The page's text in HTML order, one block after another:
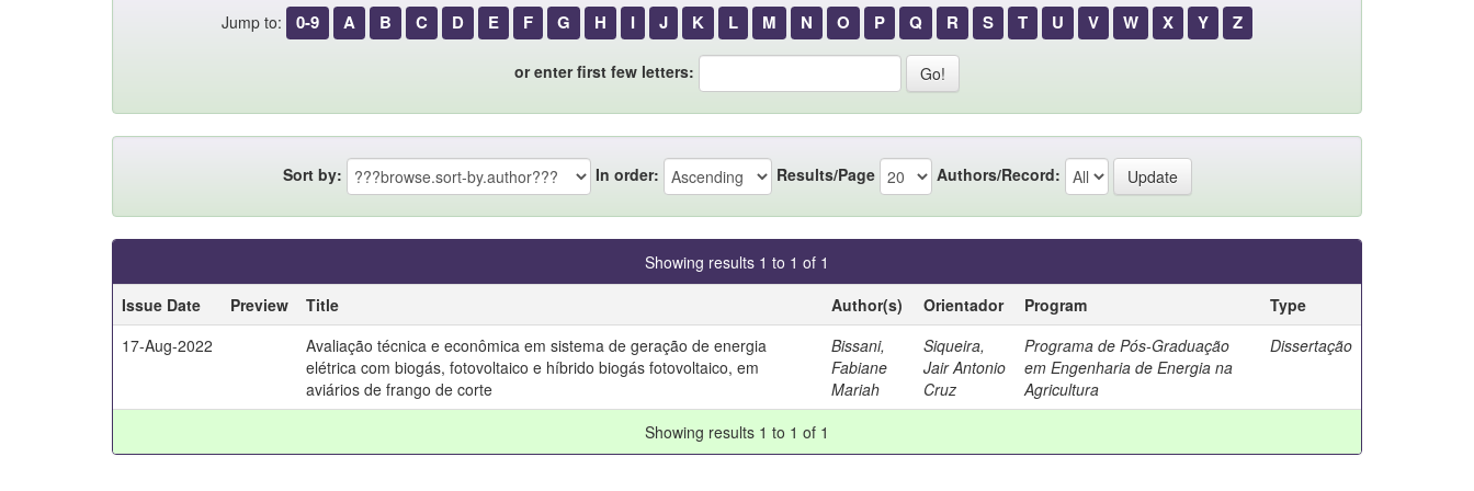
Jump to: 0-9 A B C D E F G H I J K L M N O P Q R S T U V W X Y Z
or enter first few letters:
Sort by: In order: Results/Page Authors/Record:
Showing results 1 to 1 of 1
Issue Date
Preview Title Author(s) Orientador Program
Type
17-Aug-2022
Avaliação técnica e econômica em sistema de geração de energia
elétrica com biogás, fotovoltaico e híbrido biogás fotovoltaico, em
aviários de frango de corte
Bissani,
Fabiane
Mariah
Siqueira,
Jair Antonio
Cruz
Programa de Pós-Graduação
em Engenharia de Energia na
Agricultura
Dissertação
Showing results 1 to 1 of 1